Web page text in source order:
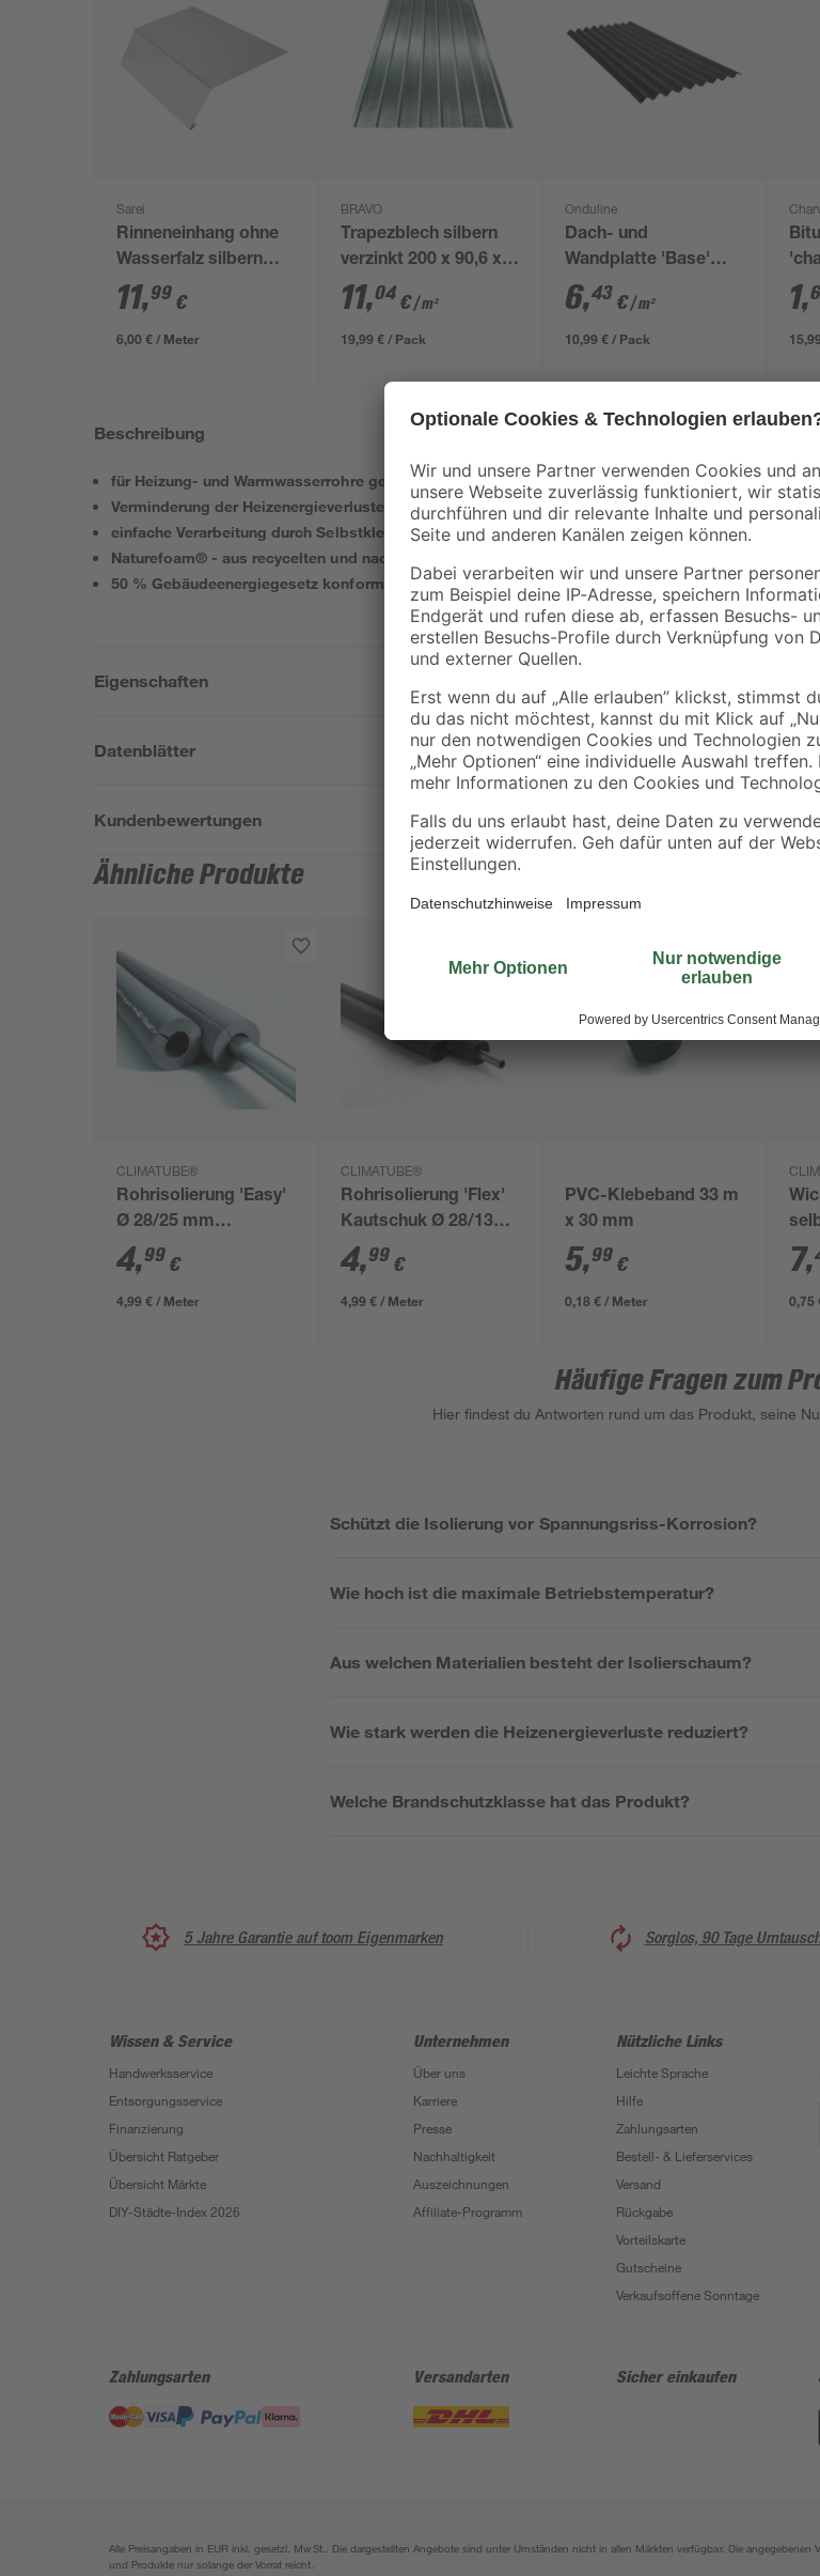
Sarei
Rinneneinhang ohne
Wasserfalz silbern
200 cm
11,99 €
6,00 € / Meter
BRAVO
Trapezblech silbern
verzinkt 200 x 90,6 x
0,035 cm
11,04 €/ m²
19,99 € / Pack
Onduline
Dach- und
Wandplatte 'Base'
schwarz 200 x 85,5 x
0,26 cm
6,43 €/ m²
10,99 € / Pack
1,
Beschreibung
für Heizung- und Warmwasserrohre geeignet
Verminderung der Heizenergieverluste bis zu 68 %
einfache Verarbeitung durch Selbstklebeverschlusssystem
Naturefoam® - aus recycelten und nachwachsenden Rohstoffen
50 % Gebäudeenergiegesetz konform
Reduzieren
den Bogen je
recyclebaren
Eigenschaften
Datenblätter
Kundenbewertungen
Ähnliche Produkte
CLIMATUBE®
Rohrisolierung 'Easy'
Ø 28/25 mm
Dämmstärke
selbstklebend, 1 m
4,99 €
4,99 € / Meter
CLIMATUBE®
Rohrisolierung 'Flex'
Kautschuk Ø 28/13
mm Dämmstärke
selbstklebend, 1 m
4,99 €
4,99 € / Meter
PVC-Klebeband 33 m
x 30 mm
5,99 €
0,18 € / Meter
7,
0,75
Häufige Fragen zum
Hier findest du Antworten rund um das Produkt, seine
Schützt die Isolierung vor Spannungsriss-Korrosion?
Wie hoch ist die maximale Betriebstemperatur?
Aus welchen Materialien besteht der Isolierschaum?
Wie stark werden die Heizenergieverluste reduziert?
Welche Brandschutzklasse hat das Produkt?
5 Jahre Garantie auf toom Eigenmarken Sorglos, 90 Tage
Wissen & Service
Handwerksservice
Entsorgungsservice
Finanzierung
Übersicht Ratgeber
Übersicht Märkte
DIY-Städte-Index 2026
Unternehmen
Über uns
Karriere
Presse
Nachhaltigkeit
Auszeichnungen
Affiliate-Programm
Nützliche Links
Leichte Sprache
Hilfe
Zahlungsarten
Bestell- & Lieferservices
Versand
Rückgabe
Vorteilskarte
Gutscheine
Verkaufsoffene Sonntage
Zahlungsarten Versandarten Sicher einkaufen
Alle Preisangaben in EUR inkl. gesetzl. MwSt.. Die dargestellten Angebote sind unter Umständen nicht in allen Märkten verfügbar. Die
und Produkte nur solange der Vorrat reicht.